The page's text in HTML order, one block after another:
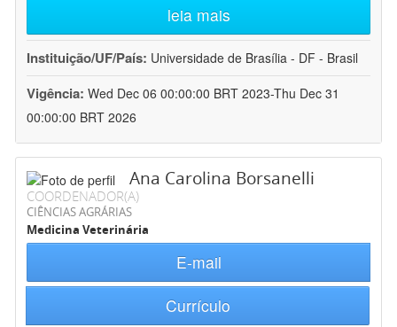
leia mais
Instituição/UF/País: Universidade de Brasília - DF - Brasil
Vigência: Wed Dec 06 00:00:00 BRT 2023-Thu Dec 31
00:00:00 BRT 2026
Ana Carolina Borsanelli
COORDENADOR(A)
CIÊNCIAS AGRÁRIAS
Medicina Veterinária
E-mail
Currículo